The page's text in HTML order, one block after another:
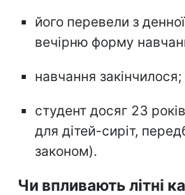
його перевели з
вечірню форму
навчання закінчилося;
студент досяг 23
для дітей-сиріт,
законом).
Чи впливають літні